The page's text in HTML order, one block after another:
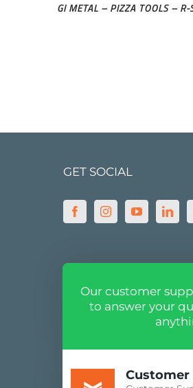
GI METAL – PIZZA TOOLS – R-
GET SOCIAL
Our customer
to answer your
Customer